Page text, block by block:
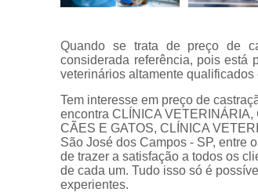
Quando se trata de preço de
considerada referência, pois está
veterinários altamente
Tem interesse em preço de
encontra CLÍNICA
CÃES E GATOS, CLÍNICA
São José dos Campos - SP, entre
de trazer a satisfação a todos os
de cada um. Tudo isso só é
experientes.